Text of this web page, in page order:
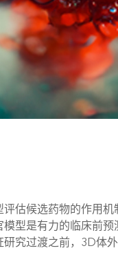
估候选药物的作用
型是有力的临床前
究过渡之前，3D体